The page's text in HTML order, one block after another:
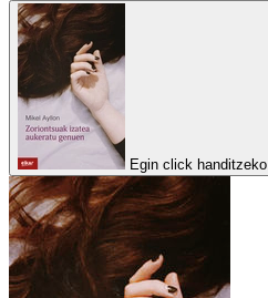
Egin click handitzeko